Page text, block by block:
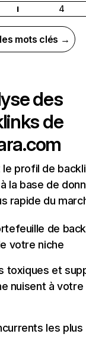
I 4
mots clés →
des
de
profil de
la base de
rapide du
de
votre niche
toxiques et
nuisent à
les